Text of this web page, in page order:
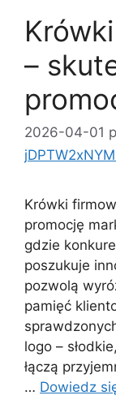
–
2026-04-01
Krówki
promocję
gdzie
poszukuje
pozwolą
pamięć
logo –
łączą
… Dowiedz